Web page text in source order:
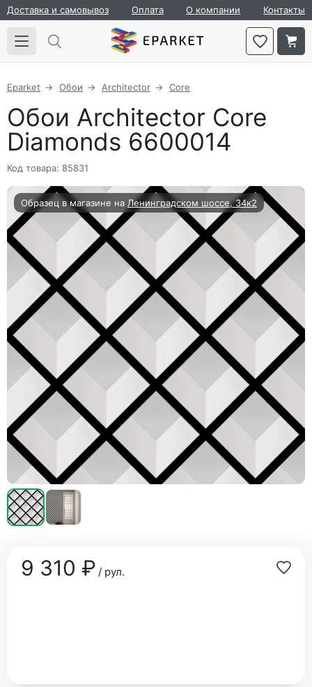
Доставка и самовывоз Оплата О компании Контакты
Eparket Обои Architector Core
Обои Architector Core
Diamonds 6600014
Код товара: 85831
Образец в магазине на Ленинградском шоссе, 34к2
9 310 ₽/ рул.